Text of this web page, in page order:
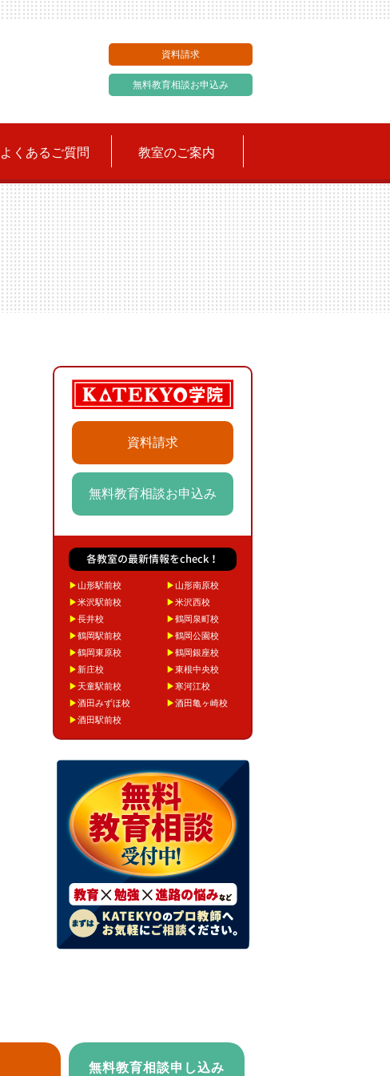
資料請求
無料教育相談お申込み
よくあるご質問 教室のご案内
資料請求
無料教育相談お申込み
各教室の最新情報をcheck！
▶山形駅前校 ▶山形南原校
▶米沢駅前校 ▶米沢西校
▶長井校 ▶鶴岡泉町校
▶鶴岡駅前校 ▶鶴岡公園校
▶鶴岡東原校 ▶鶴岡銀座校
▶ 新庄校 ▶東根中央校
▶ 天童駅前校 ▶寒河江校
▶酒田みずほ校 ▶酒田亀ヶ崎校
▶酒田駅前校
無料教育相談申し込み